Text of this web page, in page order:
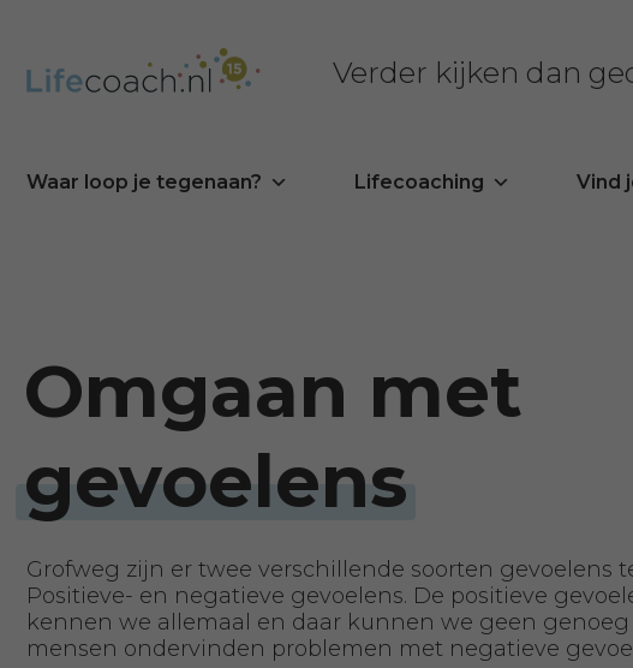
Verder kijken dan
Waar loop je tegenaan? Lifecoaching Vind
Omgaan met
gevoelens
Grofweg zijn er twee verschillende soorten gevoelens
Positieve- en negatieve gevoelens. De positieve
kennen we allemaal en daar kunnen we geen genoeg
mensen ondervinden problemen met negatieve